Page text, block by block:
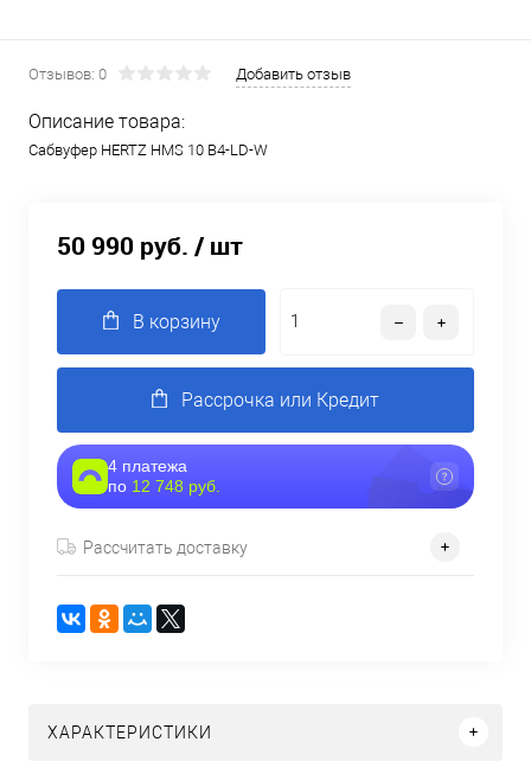
Отзывов: 0 Добавить отзыв
Описание товара:
Сабвуфер HERTZ HMS 10 B4-LD-W
50 990 руб. / шт
В корзину
Рассрочка или Кредит
4 платежа
по 12 748 руб.
Рассчитать доставку
ХАРАКТЕРИСТИКИ